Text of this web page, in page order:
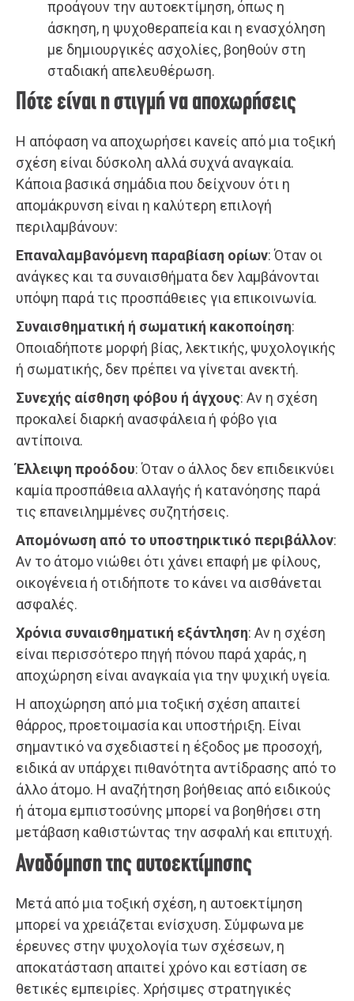
προάγουν την αυτοεκτίμηση, όπως η
άσκηση, η ψυχοθεραπεία και η ενασχόληση
με δημιουργικές ασχολίες, βοηθούν στη
σταδιακή απελευθέρωση.
Πότε είναι η στιγμή να αποχωρήσεις
Η απόφαση να αποχωρήσει κανείς από μια τοξική
σχέση είναι δύσκολη αλλά συχνά αναγκαία.
Κάποια βασικά σημάδια που δείχνουν ότι η
απομάκρυνση είναι η καλύτερη επιλογή
περιλαμβάνουν:
Επαναλαμβανόμενη παραβίαση ορίων: Όταν οι
ανάγκες και τα συναισθήματα δεν λαμβάνονται
υπόψη παρά τις προσπάθειες για επικοινωνία.
Συναισθηματική ή σωματική κακοποίηση:
Οποιαδήποτε μορφή βίας, λεκτικής, ψυχολογικής
ή σωματικής, δεν πρέπει να γίνεται ανεκτή.
Συνεχής αίσθηση φόβου ή άγχους: Αν η σχέση
προκαλεί διαρκή ανασφάλεια ή φόβο για
αντίποινα.
Έλλειψη προόδου: Όταν ο άλλος δεν επιδεικνύει
καμία προσπάθεια αλλαγής ή κατανόησης παρά
τις επανειλημμένες συζητήσεις.
Απομόνωση από το υποστηρικτικό περιβάλλον:
Αν το άτομο νιώθει ότι χάνει επαφή με φίλους,
οικογένεια ή οτιδήποτε το κάνει να αισθάνεται
ασφαλές.
Χρόνια συναισθηματική εξάντληση: Αν η σχέση
είναι περισσότερο πηγή πόνου παρά χαράς, η
αποχώρηση είναι αναγκαία για την ψυχική υγεία.
Η αποχώρηση από μια τοξική σχέση απαιτεί
θάρρος, προετοιμασία και υποστήριξη. Είναι
σημαντικό να σχεδιαστεί η έξοδος με προσοχή,
ειδικά αν υπάρχει πιθανότητα αντίδρασης από το
άλλο άτομο. Η αναζήτηση βοήθειας από ειδικούς
ή άτομα εμπιστοσύνης μπορεί να βοηθήσει στη
μετάβαση καθιστώντας την ασφαλή και επιτυχή.
Αναδόμηση της αυτοεκτίμησης
Μετά από μια τοξική σχέση, η αυτοεκτίμηση
μπορεί να χρειάζεται ενίσχυση. Σύμφωνα με
έρευνες στην ψυχολογία των σχέσεων, η
αποκατάσταση απαιτεί χρόνο και εστίαση σε
θετικές εμπειρίες. Χρήσιμες στρατηγικές